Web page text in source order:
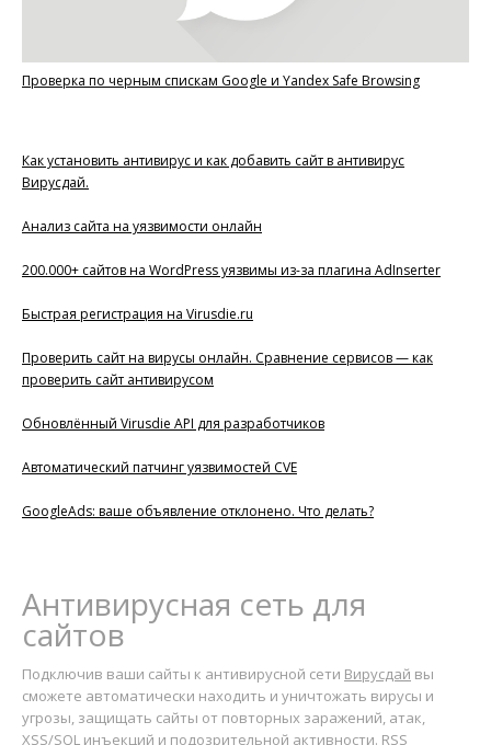
Проверка по черным спискам Google и Yandex Safe Browsing
Как установить антивирус и как добавить сайт в антивирус
Вирусдай.
Анализ сайта на уязвимости онлайн
200.000+ сайтов на WordPress уязвимы из-за плагина AdInserter
Быстрая регистрация на Virusdie.ru
Проверить сайт на вирусы онлайн. Сравнение сервисов — как
проверить сайт антивирусом
Обновлённый Virusdie API для разработчиков
Автоматический патчинг уязвимостей CVE
GoogleAds: ваше объявление отклонено. Что делать?
Антивирусная сеть для
сайтов
Подключив ваши сайты к антивирусной сети Вирусдай вы
сможете автоматически находить и уничтожать вирусы и
угрозы, защищать сайты от повторных заражений, атак,
XSS/SQL инъекций и подозрительной активности. RSS